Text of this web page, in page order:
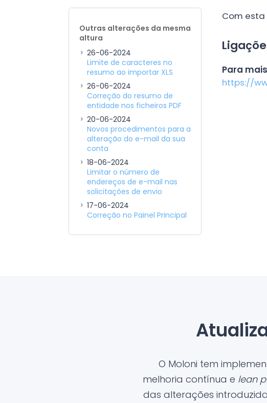
Outras alterações da mesma
altura
26-06-2024
Limite de caracteres no
resumo ao importar XLS
26-06-2024
Correção do resumo de
entidade nos ficheiros PDF
20-06-2024
Novos procedimentos para a
alteração do e-mail da sua
conta
18-06-2024
Limitar o número de
endereços de e-mail nas
solicitações de envio
17-06-2024
Correção no Painel Principal
Com
Para
https://
O Moloni tem
melhoria contínua e lean
das alterações